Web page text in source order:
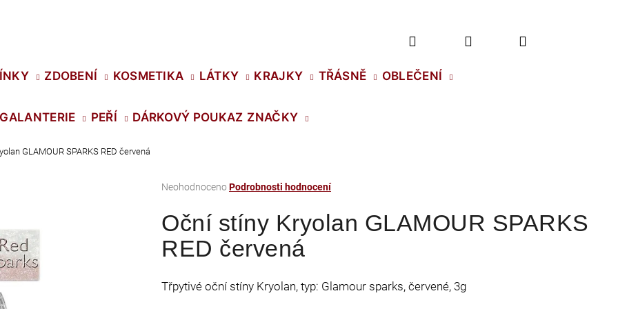
ZDOBENÍ KOSMETIKA LÁTKY KRAJKY TŘÁSNĚ OBLEČENÍ
GALANTERIE PEŘÍ DÁRKOVÝ POUKAZ ZNAČKY
Přihlášení
GLAMOUR SPARKS RED červená
Průměrné
produktu
je
0,0
hvězdiček.
NeohodnocenoPodrobnosti hodnocení
Oční stíny Kryolan GLAMOUR SPARKS
RED červená
Třpytivé oční stíny Kryolan, typ: Glamour sparks, červené, 3g
Co potřebujete najít?
XIRIUS NH SS-16 CRYSTAL